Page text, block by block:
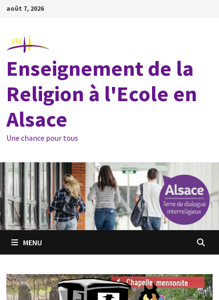
Passer
août 7, 2026
Enseignement de la
Religion à l'Ecole en
Alsace
Une chance pour tous
MENU